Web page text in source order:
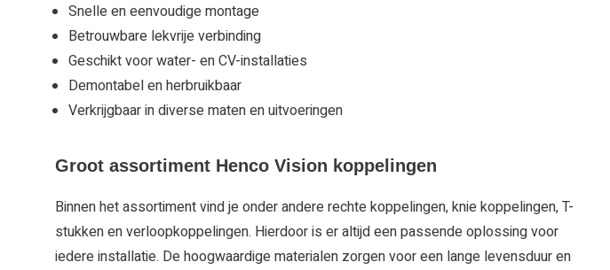
Snelle en eenvoudige montage
Betrouwbare lekvrije verbinding
Geschikt voor water- en CV-installaties
Demontabel en herbruikbaar
Verkrijgbaar in diverse maten en uitvoeringen
Groot assortiment Henco Vision koppelingen
Binnen het assortiment vind je onder andere rechte koppelingen, knie koppelingen, T-
stukken en verloopkoppelingen. Hierdoor is er altijd een passende oplossing voor
iedere installatie. De hoogwaardige materialen zorgen voor een lange levensduur en